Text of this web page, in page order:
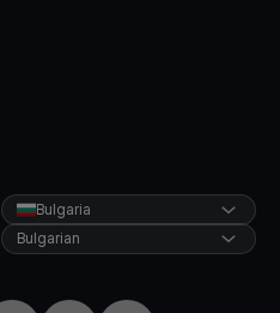
Bulgaria
Bulgarian